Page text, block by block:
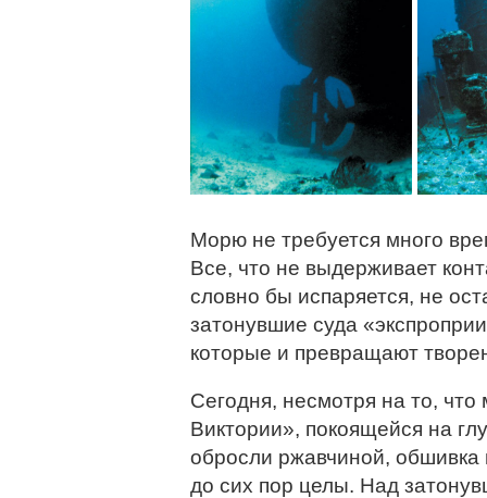
Морю не требуется много
Все, что не выдерживает
словно бы испаряется, не
затонувшие суда
которые и превращают
Сегодня, несмотря на то,
Виктории», покоящейся на
обросли ржавчиной, обшивка
до сих пор целы. Над